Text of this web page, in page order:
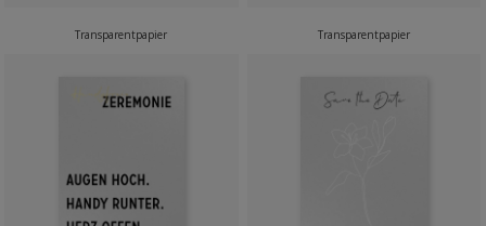
Transparentpapier Transparentpapier